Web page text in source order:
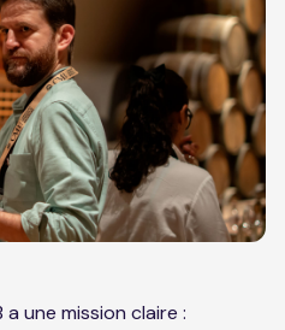
une mission claire :